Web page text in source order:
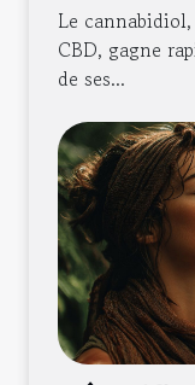
Le
CBD, gagne
de ses...